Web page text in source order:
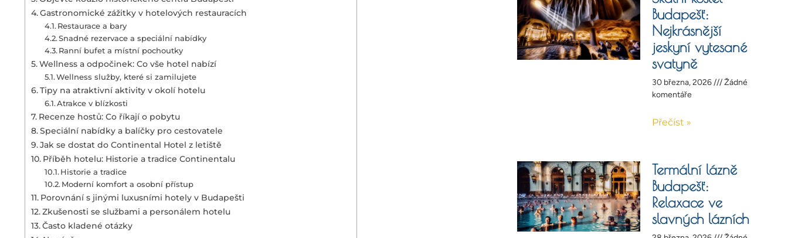
Gastronomické zážitky v hotelových restauracích
Restaurace a bary
Snadné rezervace a speciální nabídky
Ranní bufet a místní pochoutky
Wellness a odpočinek: Co vše hotel nabízí
Wellness služby, které si zamilujete
Tipy na atraktivní aktivity v okolí hotelu
Atrakce v blízkosti
Recenze hostů: Co říkají o pobytu
Speciální nabídky a balíčky pro cestovatele
Jak se dostat do Continental Hotel z letiště
Příběh hotelu: Historie a tradice Continentalu
Historie a tradice
Moderní komfort a osobní přístup
Porovnání s jinými luxusními hotely v Budapešti
Zkušenosti se službami a personálem hotelu
Často kladené otázky
Budapešť:
Nejkrásnější
jeskyní vytesané
svatyně
30 března, 2026
Žádné
komentáře
Přečíst »
Termální lázně
Budapešť:
Relaxace ve
slavných lázních